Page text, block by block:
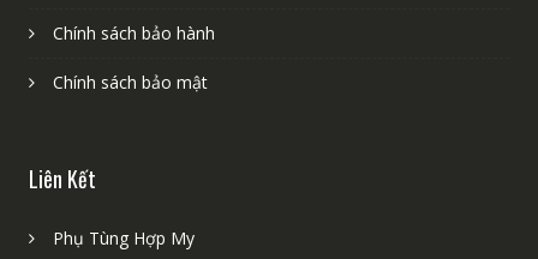
Chính sách bảo hành
Chính sách bảo mật
Liên Kết
Phụ Tùng Hợp My